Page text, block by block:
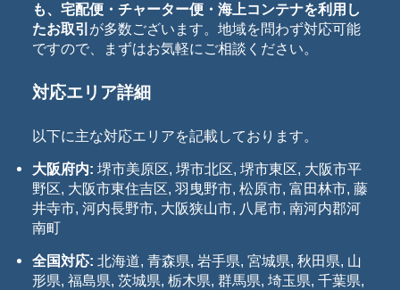
も、宅配便・チャーター便・海上コンテナを利用し
たお取引 が多数ございます。地域を問わず対応可能
ですので、まずはお気軽にご相談ください。
対応エリア詳細
以下に主な対応エリアを記載しております。
大阪府内: 堺市美原区, 堺市北区, 堺市東区, 大阪市平
野区, 大阪市東住吉区, 羽曳野市, 松原市, 富田林市, 藤
井寺市, 河内長野市, 大阪狭山市, 八尾市, 南河内郡河
南町
全国対応: 北海道, 青森県, 岩手県, 宮城県, 秋田県, 山
形県, 福島県, 茨城県, 栃木県, 群馬県, 埼玉県, 千葉県,